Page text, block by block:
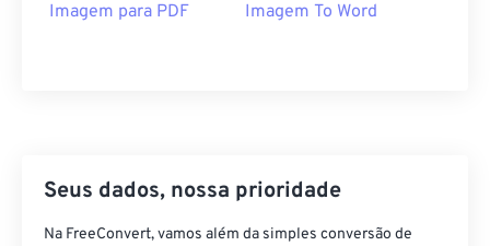
Imagem para PDF Imagem To Word
Seus dados, nossa prioridade
Na FreeConvert, vamos além da simples conversão de